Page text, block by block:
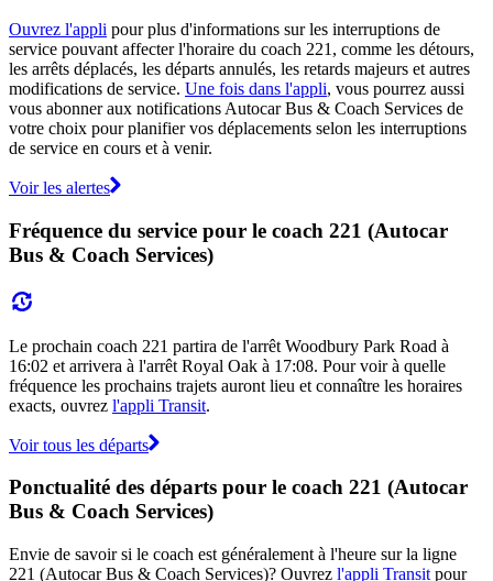
Ouvrez l'appli pour plus d'informations sur les interruptions de
service pouvant affecter l'horaire du coach 221, comme les détours,
les arrêts déplacés, les départs annulés, les retards majeurs et autres
modifications de service. Une fois dans l'appli, vous pourrez aussi
vous abonner aux notifications Autocar Bus & Coach Services de
votre choix pour planifier vos déplacements selon les interruptions
de service en cours et à venir.
Voir les alertes
Fréquence du service pour le coach 221 (Autocar
Bus & Coach Services)
Le prochain coach 221 partira de l'arrêt Woodbury Park Road à
16:02 et arrivera à l'arrêt Royal Oak à 17:08. Pour voir à quelle
fréquence les prochains trajets auront lieu et connaître les horaires
exacts, ouvrez l'appli Transit.
Voir tous les départs
Ponctualité des départs pour le coach 221 (Autocar
Bus & Coach Services)
Envie de savoir si le coach est généralement à l'heure sur la ligne
221 (Autocar Bus & Coach Services)? Ouvrez l'appli Transit pour